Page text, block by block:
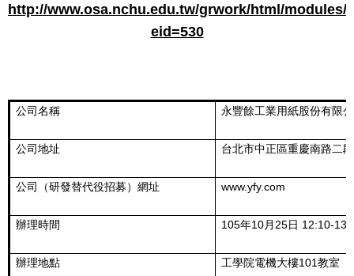
http://www.osa.nchu.edu.tw/grwork/html/modules/
eid=530
公司名稱 永豐餘工業用紙股份有限
公司地址 台北市中正區重慶南路二
公司（研發替代役招募）網址 www.yfy.com
辦理時間 105年10月25日 12:10-
辦理地點 工學院電機大樓101教室